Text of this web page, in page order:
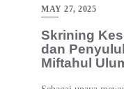
MAY 27, 2025
Skrining
dan
Miftahul